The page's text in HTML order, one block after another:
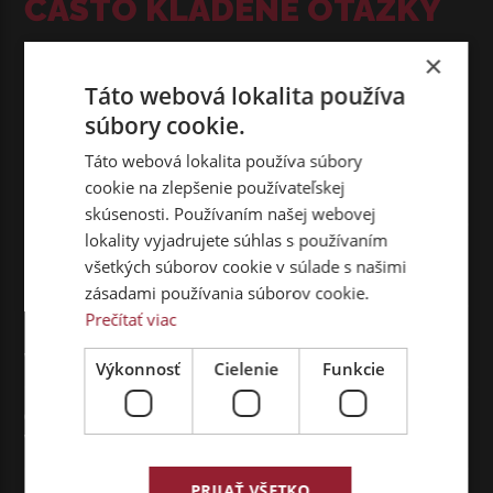
ČASTO KLADENÉ OTÁZKY
Ako si môžem prenajať vozidlo ako
fyzická osoba?
Ako môžem zaplatiť zálohu, ak som
fyzická osoba?
Ako si môžem prenajímať vozidlo, ak
som podnikateľ?
vozidlo?
Čo je zahrnuté v cene nájmu za
vozidlo?
×
Táto webová lokalita používa
súbory cookie.
Táto webová lokalita používa súbory
cookie na zlepšenie používateľskej
skúsenosti. Používaním našej webovej
lokality vyjadrujete súhlas s používaním
všetkých súborov cookie v súlade s našimi
zásadami používania súborov cookie.
Prečítať viac
Výkonnosť Cielenie Funkcie